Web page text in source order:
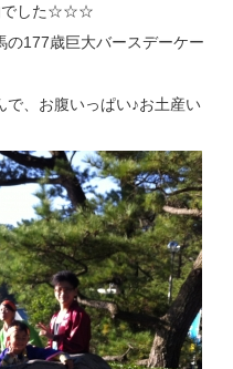
でした☆☆☆
の177歳巨大バースデーケー
、お腹いっぱい♪お土産い